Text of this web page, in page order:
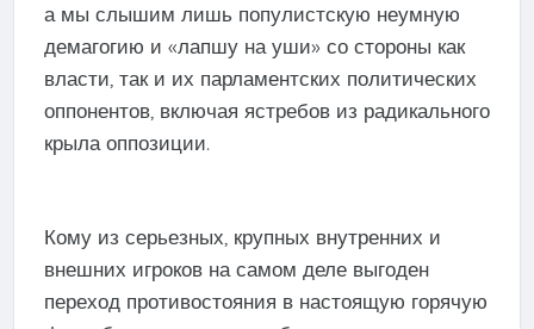
а мы слышим лишь популистскую неумную
демагогию и «лапшу на уши» со стороны как
власти, так и их парламентских политических
оппонентов, включая ястребов из радикального
крыла оппозиции.
Кому из серьезных, крупных внутренних и
внешних игроков на самом деле выгоден
переход противостояния в настоящую горячую